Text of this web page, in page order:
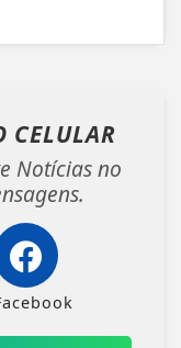
CELULAR
Notícias no